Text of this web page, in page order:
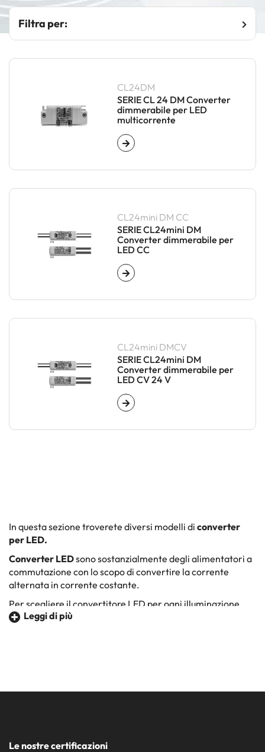
Filtra per:
CL24DM
SERIE CL 24 DM Converter
dimmerabile per LED
multicorrente
CL24mini DM CC
SERIE CL24mini DM
Converter dimmerabile per
LED CC
CL24mini DMCV
SERIE CL24mini DM
Converter dimmerabile per
LED CV 24 V
In questa sezione troverete diversi modelli di converter
per LED.
Converter LEDsono sostanzialmente degli alimentatori a
commutazione con lo scopo di convertire la corrente
alternata in corrente costante.
Per scegliere il convertitore LED per ogni illuminazione
bisogna:
illuminazioni che collegheremo allo stesso convertitore.
Leggi di più
Le nostre certificazioni